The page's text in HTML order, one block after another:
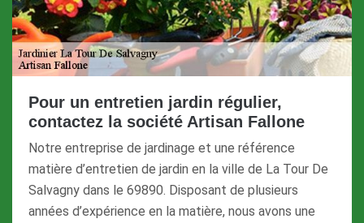
Pour un entretien jardin régulier,
contactez la société Artisan Fallone
Notre entreprise de jardinage et une référence
matière d’entretien de jardin en la ville de La Tour De
Salvagny dans le 69890. Disposant de plusieurs
années d’expérience en la matière, nous avons une